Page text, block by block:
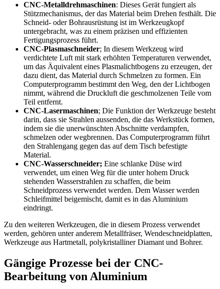
CNC-Metalldrehmaschinen: Dieses Gerät fungiert als
Stützmechanismus, der das Material beim Drehen festhält. Die
Schneid- oder Bohrausrüstung ist im Werkzeugkopf
untergebracht, was zu einem präzisen und effizienten
Fertigungsprozess führt.
CNC-Plasmaschneider; In diesem Werkzeug wird
verdichtete Luft mit stark erhöhten Temperaturen verwendet,
um das Äquivalent eines Plasmalichtbogens zu erzeugen, der
dazu dient, das Material durch Schmelzen zu formen. Ein
Computerprogramm bestimmt den Weg, den der Lichtbogen
nimmt, während die Druckluft die geschmolzenen Teile vom
Teil entfernt.
CNC-Lasermaschinen; Die Funktion der Werkzeuge besteht
darin, dass sie Strahlen aussenden, die das Werkstück formen,
indem sie die unerwünschten Abschnitte verdampfen,
schmelzen oder wegbrennen. Das Computerprogramm führt
den Strahlengang gegen das auf dem Tisch befestigte
Material.
CNC-Wasserschneider; Eine schlanke Düse wird
verwendet, um einen Weg für die unter hohem Druck
stehenden Wasserstrahlen zu schaffen, die beim
Schneidprozess verwendet werden. Dem Wasser werden
Schleifmittel beigemischt, damit es in das Aluminium
eindringt.
Zu den weiteren Werkzeugen, die in diesem Prozess verwendet
werden, gehören unter anderem Metallfräser, Wendeschneidplatten,
Werkzeuge aus Hartmetall, polykristalliner Diamant und Bohrer.
Gängige Prozesse bei der CNC-
Bearbeitung von Aluminium